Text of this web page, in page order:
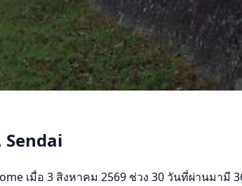
เมื่อ 3 สิงหาคม 2569 ช่วง 30 วันที่ผ่านมา